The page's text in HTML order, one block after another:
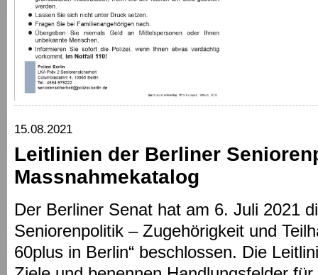
15.08.2021
Leitlinien der Berliner
Massnahmekatalog
Der Berliner Senat hat am 6. Juli 2021
Seniorenpolitik – Zugehörigkeit und
60plus in Berlin“ beschlossen. Die